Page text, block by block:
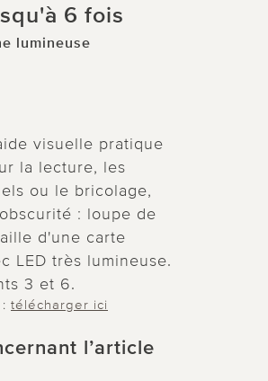
6 fois
lumineuse
visuelle pratique
la lecture, les
ou le bricolage,
: loupe de
d'une carte
LED très lumineuse.
3 et 6.
télécharger ici
l’article